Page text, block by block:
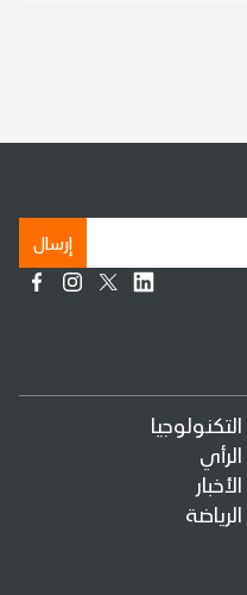
التكنولوجيا
الرأي
الأخبار
الرياضة
إرسال